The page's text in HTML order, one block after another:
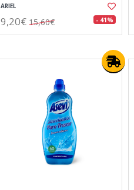
ARIEL
9,20€ 15,60€ - 41%